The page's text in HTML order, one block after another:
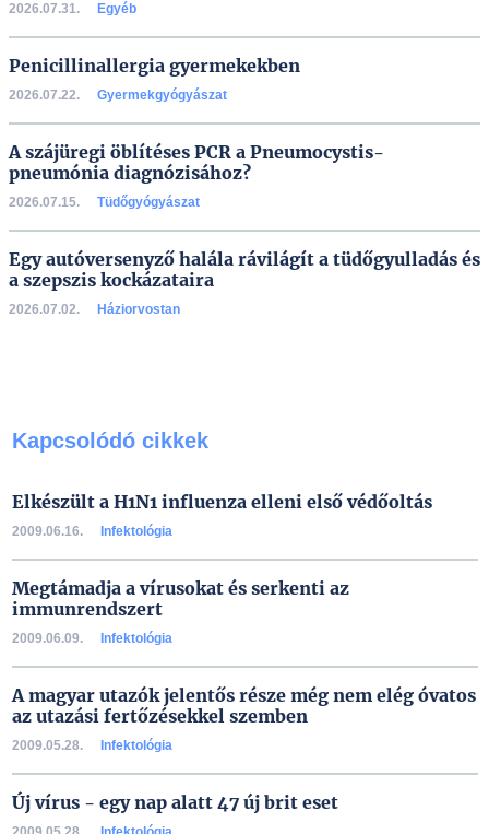
2026.07.31. Egyéb
Penicillinallergia gyermekekben
2026.07.22. Gyermekgyógyászat
A szájüregi öblítéses PCR a Pneumocystis-
pneumónia diagnózisához?
2026.07.15. Tüdőgyógyászat
Egy autóversenyző halála rávilágít a tüdőgyulladás és
a szepszis kockázataira
2026.07.02. Háziorvostan
Kapcsolódó cikkek
Elkészült a H1N1 influenza elleni első védőoltás
2009.06.16. Infektológia
Megtámadja a vírusokat és serkenti az
immunrendszert
2009.06.09. Infektológia
A magyar utazók jelentős része még nem elég óvatos
az utazási fertőzésekkel szemben
2009.05.28. Infektológia
Új vírus - egy nap alatt 47 új brit eset